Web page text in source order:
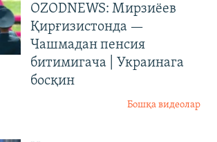
OZODNEWS: Мирзиёев
Қирғизистонда —
Чашмадан пенсия
битимигача | Украинага
босқин
Бошқа видеолар